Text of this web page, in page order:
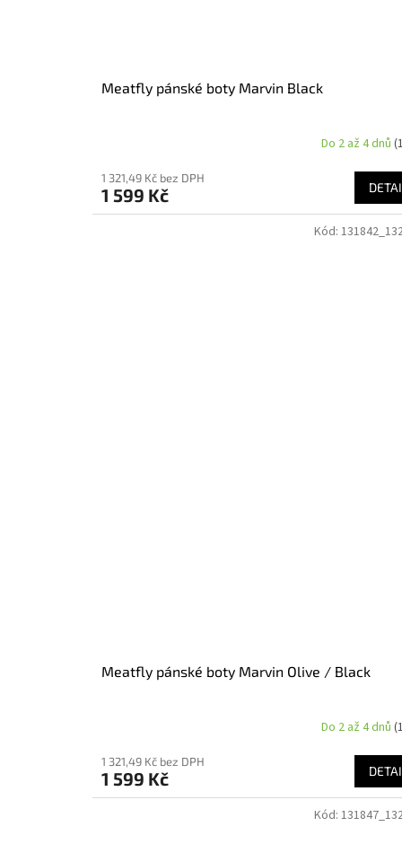
Meatfly pánské boty Marvin Black
Do 2 až 4 dnů
1 321,49 Kč bez DPH
1 599 Kč
Meatfly pánské boty Marvin Olive / Black
Do 2 až 4 dnů
1 321,49 Kč bez DPH
1 599 Kč
Kód:
Kód: